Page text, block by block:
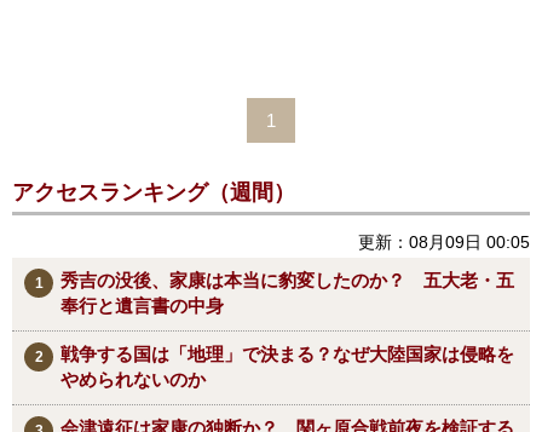
1
アクセスランキング（週間）
更新：08月09日 00:05
秀吉の没後、家康は本当に豹変したのか？ 五大老・五
奉行と遺言書の中身
戦争する国は「地理」で決まる？なぜ大陸国家は侵略を
やめられないのか
会津遠征は家康の独断か？ 関ヶ原合戦前夜を検証する